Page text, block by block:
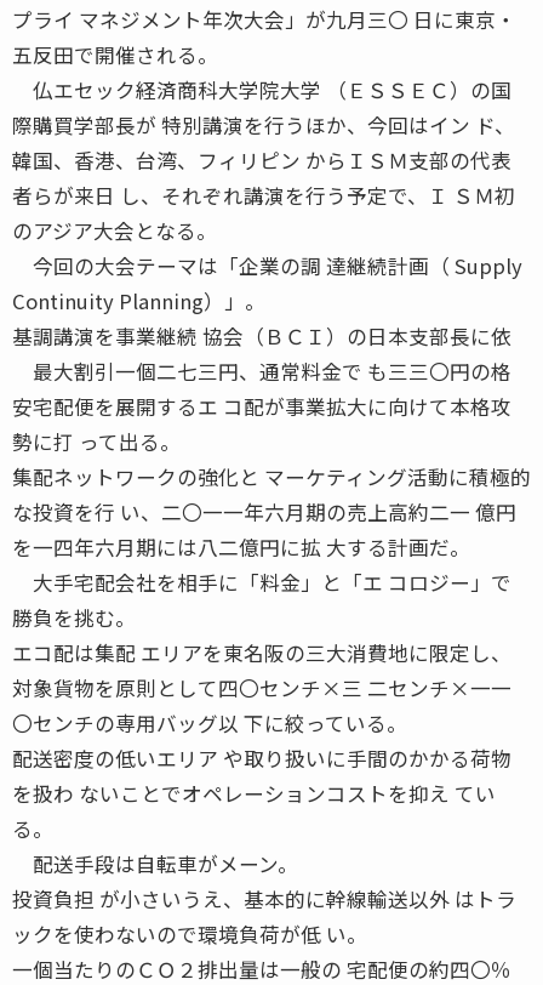
プライ マネジメント年次大会」が九月三〇 日に東京・
五反田で開催される。
仏エセック経済商科大学院大学 （ＥＳＳＥＣ）の国
際購買学部長が 特別講演を行うほか、今回はイン ド、
韓国、香港、台湾、フィリピン からＩＳＭ支部の代表
者らが来日 し、それぞれ講演を行う予定で、Ｉ ＳＭ初
のアジア大会となる。
今回の大会テーマは「企業の調 達継続計画（ Supply
Continuity Planning）」。
基調講演を事業継続 協会（ＢＣＩ）の日本支部長に依
最大割引一個二七三円、通常料金で も三三〇円の格
安宅配便を展開するエ コ配が事業拡大に向けて本格攻
勢に打 って出る。
集配ネットワークの強化と マーケティング活動に積極的
な投資を行 い、二〇一一年六月期の売上高約二一 億円
を一四年六月期には八二億円に拡 大する計画だ。
大手宅配会社を相手に「料金」と「エ コロジー」で
勝負を挑む。
エコ配は集配 エリアを東名阪の三大消費地に限定し、
対象貨物を原則として四〇センチ×三 二センチ×一一
〇センチの専用バッグ以 下に絞っている。
配送密度の低いエリア や取り扱いに手間のかかる荷物
を扱わ ないことでオペレーションコストを抑え てい
る。
配送手段は自転車がメーン。
投資負担 が小さいうえ、基本的に幹線輸送以外 はトラ
ックを使わないので環境負荷が低 い。
一個当たりのＣＯ２排出量は一般の 宅配便の約四〇％